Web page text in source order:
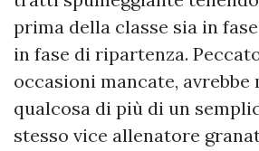
prima della classe sia in
in fase di ripartenza.
occasioni mancate,
qualcosa di più di un
stesso vice allenatore